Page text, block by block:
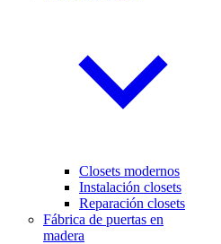
Closets modernos
Instalación closets
Reparación closets
Fábrica de puertas en
madera